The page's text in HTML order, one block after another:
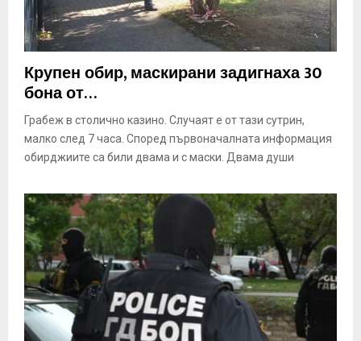
Крупен обир, маскирани задигнаха 30
бона от…
Грабеж в столично казино. Случаят е от тази сутрин,
малко след 7 часа. Според първоначалната информация
обирджиите са били двама и с маски. Двама души